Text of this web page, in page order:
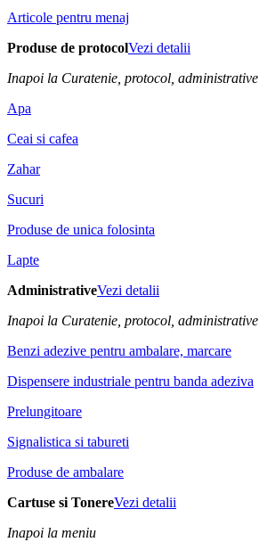
Articole pentru menaj
Produse de protocolVezi detalii
Inapoi la Curatenie, protocol, administrative
Apa
Ceai si cafea
Zahar
Sucuri
Produse de unica folosinta
Lapte
AdministrativeVezi detalii
Inapoi la Curatenie, protocol, administrative
Benzi adezive pentru ambalare, marcare
Dispensere industriale pentru banda adeziva
Prelungitoare
Signalistica si tabureti
Produse de ambalare
Cartuse si TonereVezi detalii
Inapoi la meniu